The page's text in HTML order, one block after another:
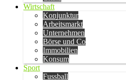
Wirtschaft
Konjunktur
Arbeitsmarkt
Unternehmen
Börse und Co
Immobilien
Konsum
Sport
Fussball